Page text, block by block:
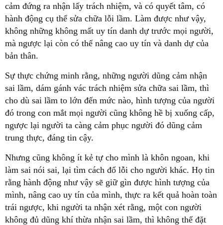
cảm đứng ra nhận lấy trách nhiệm, và có quyết tâm, có
hành động cụ thể sửa chữa lỗi lầm. Làm được như vậy,
không những không mất uy tín danh dự trước mọi người,
mà ngược lại còn có thể nâng cao uy tín và danh dự của
bản thân.
Sự thực chứng minh rằng, những người dũng cảm nhận
sai lầm, dám gánh vác trách nhiệm sửa chữa sai lầm, thì
cho dù sai lầm to lớn đến mức nào, hình tượng của người
đó trong con mắt mọi người cũng không hề bị xuống cấp,
ngược lại người ta càng cảm phục người đó dũng cảm
trung thực, đáng tin cậy.
Nhưng cũng không ít kẻ tự cho mình là khôn ngoan, khi
làm sai nói sai, lại tìm cách đổ lỗi cho người khác. Họ tin
rằng hành động như vậy sẽ giữ gìn được hình tượng của
mình, nâng cao uy tín của mình, thực ra kết quả hoàn toàn
trái ngược, khi người ta nhận xét rằng, một con người
không đủ dũng khí thừa nhận sai lầm, thì không thể đặt